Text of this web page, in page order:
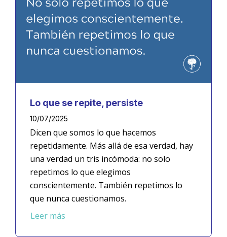
Lo que se repite, persiste
10/07/2025
Dicen que somos lo que hacemos
repetidamente. Más allá de esa verdad, hay
una verdad un tris incómoda: no solo
repetimos lo que elegimos
conscientemente. También repetimos lo
que nunca cuestionamos.
Leer más